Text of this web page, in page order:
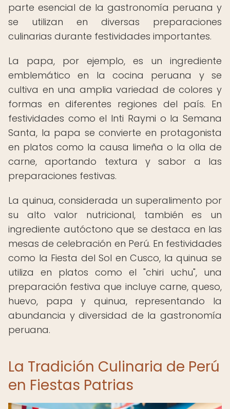
parte esencial de la gastronomía peruana y
se utilizan en diversas preparaciones
culinarias durante festividades importantes.
La papa, por ejemplo, es un ingrediente
emblemático en la cocina peruana y se
cultiva en una amplia variedad de colores y
formas en diferentes regiones del país. En
festividades como el Inti Raymi o la Semana
Santa, la papa se convierte en protagonista
en platos como la causa limeña o la olla de
carne, aportando textura y sabor a las
preparaciones festivas.
La quinua, considerada un superalimento por
su alto valor nutricional, también es un
ingrediente autóctono que se destaca en las
mesas de celebración en Perú. En festividades
como la Fiesta del Sol en Cusco, la quinua se
utiliza en platos como el "chiri uchu", una
preparación festiva que incluye carne, queso,
huevo, papa y quinua, representando la
abundancia y diversidad de la gastronomía
peruana.
La Tradición Culinaria de Perú
en Fiestas Patrias